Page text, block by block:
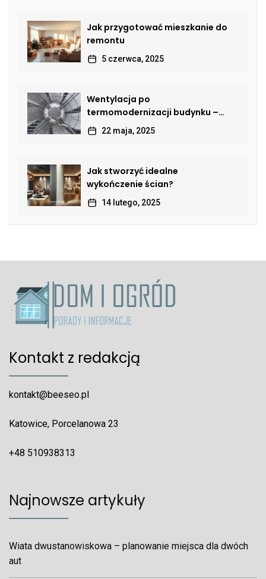
Jak przygotować mieszkanie do
remontu
5 czerwca, 2025
Wentylacja po
termomodernizacji budynku –
jak przywrócić sprawną wymianę
powietrza?
22 maja, 2025
Jak stworzyć idealne
wykończenie ścian?
14 lutego, 2025
Kontakt z redakcją
kontakt@beeseo.pl
Katowice, Porcelanowa 23
+48 510938313
Najnowsze artykuły
Wiata dwustanowiskowa – planowanie miejsca dla dwóch
aut